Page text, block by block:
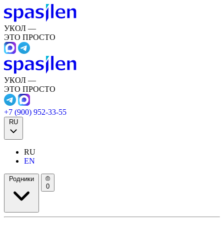
УКОЛ —
ЭТО ПРОСТО
УКОЛ —
ЭТО ПРОСТО
+7 (900) 952-33-55
RU
RU
EN
Родники
0